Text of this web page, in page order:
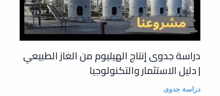
دراسة جدوى إنتاج الهيليوم من الغاز الطبيعي
| دليل الاستثمار والتكنولوجيا
دراسة جدوى